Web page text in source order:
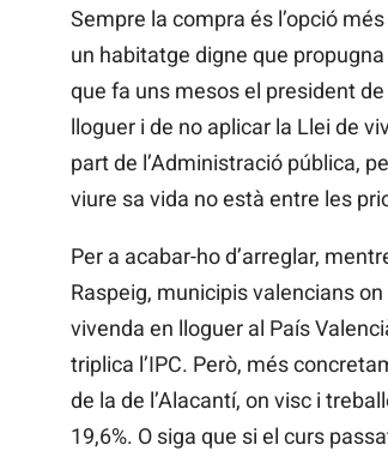
Sempre la compra és l’opció
un habitatge digne que
que fa uns mesos el president
lloguer i de no aplicar la Llei de
part de l’Administració pública,
viure sa vida no està entre les
Per a acabar-ho d’arreglar,
Raspeig, municipis valencians
vivenda en lloguer al País
triplica l’IPC. Però, més
de la de l’Alacantí, on visc i
19,6%. O siga que si el curs